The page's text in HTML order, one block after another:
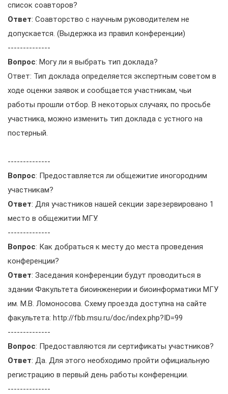
список соавторов?
Ответ: Соавторство с научным руководителем не
допускается. (Выдержка из правил конференции)
--------------
Вопрос: Могу ли я выбрать тип доклада?
Ответ: Тип доклада определяется экспертным советом в
ходе оценки заявок и сообщается участникам, чьи
работы прошли отбор. В некоторых случаях, по просьбе
участника, можно изменить тип доклада с устного на
постерный.
--------------
Вопрос: Предоставляется ли общежитие иногородним
участникам?
Ответ: Для участников нашей секции зарезервировано 1
место в общежитии МГУ.
--------------
Вопрос: Как добраться к месту до места проведения
конференции?
Ответ: Заседания конференции будут проводиться в
здании Факультета биоинженерии и биоинформатики МГУ
им. М.В. Ломоносова. Схему проезда доступна на сайте
факультета: http://fbb.msu.ru/doc/index.php?ID=99
--------------
Вопрос: Предоставляются ли сертификаты участников?
Ответ: Да. Для этого необходимо пройти официальную
регистрацию в первый день работы конференции.
--------------